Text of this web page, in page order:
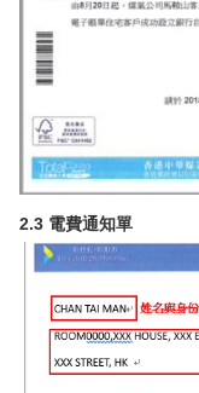
2.3 電費通知單